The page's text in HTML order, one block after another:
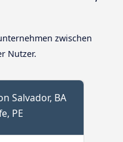
zwischen
Nutzer.
Salvador, BA
PE